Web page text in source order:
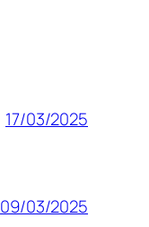
17/03/2025
09/03/2025